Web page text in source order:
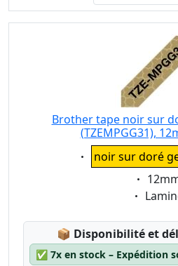
Brother tape noir sur
(TZEMPGG31),
Eigenschaft:
noir sur doré
📦 Lagerstatus:
Disponibilité et
✅ 7x en stock – Expédition